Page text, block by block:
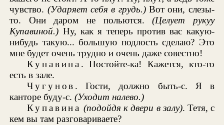
чувство. (Ударяет себя в грудь.)Вот они, слезы-
то. Они даром не польются.(Целует рукуу
Купавиной.) Ну, как я теперь против вас какую-
нибудь такую... большую подлость сделаю? Это
мне будет очень трудно и очень даже совестно!
Купавина . Постойте-ка! Кажется, кто-то
есть в зале.
Чугунов . Гости, должно быть-с. Я в
канторе буду-с.(Уходит налево.)
Купавина (подойдя к двери в залу). Тетя, с
кем вы там разговариваете?